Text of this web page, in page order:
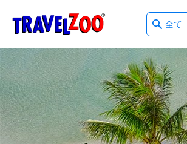
Travelzoo
What
type
deals?